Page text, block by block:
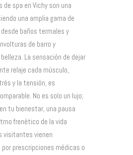
spa en Vichy son una
una amplia gama de
baños termales y
de barro y
La sensación de dejar
relaje cada músculo,
y la tensión, es
No es solo un lujo;
tu bienestar, una pausa
frenético de la vida
visitantes vienen
prescripciones médicas o